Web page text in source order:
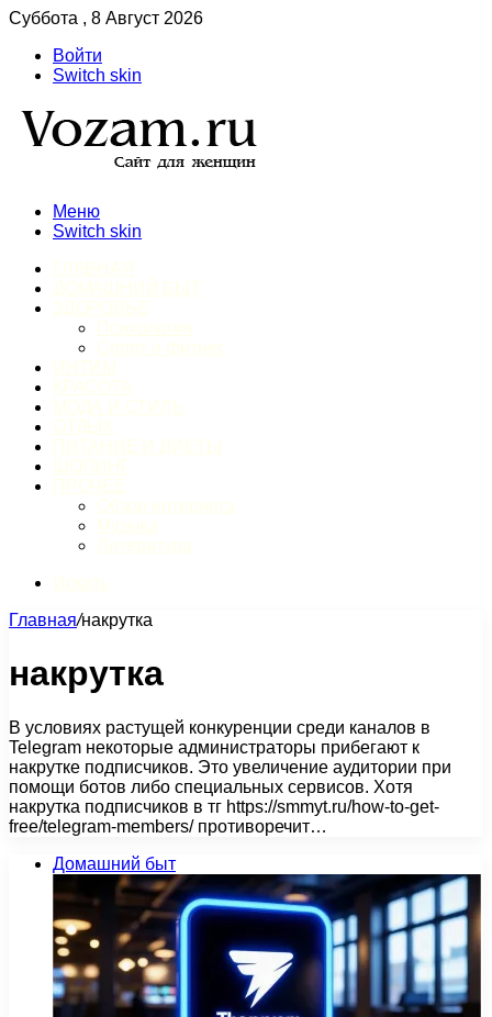
Суббота , 8 Август 2026
Войти
Switch skin
Меню
Switch skin
Главная/накрутка
накрутка
В условиях растущей конкуренции среди каналов в
Telegram некоторые администраторы прибегают к
накрутке подписчиков. Это увеличение аудитории при
помощи ботов либо специальных сервисов. Хотя
накрутка подписчиков в тг https://smmyt.ru/how-to-get-
free/telegram-members/ противоречит…
Домашний быт